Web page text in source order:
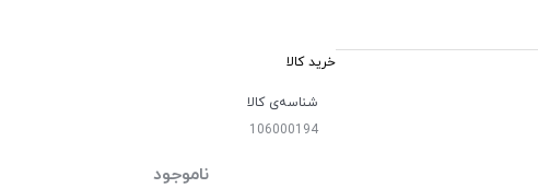
خرید کالا
شناسه‌ی کالا
106000194
ناموجود